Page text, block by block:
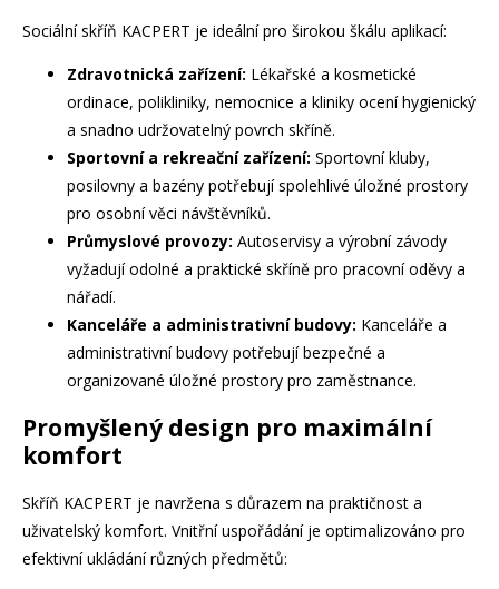
Sociální skříň KACPERT je ideální pro širokou škálu aplikací:
Zdravotnická zařízení: Lékařské a kosmetické
ordinace, polikliniky, nemocnice a kliniky ocení hygienický
a snadno udržovatelný povrch skříně.
Sportovní a rekreační zařízení: Sportovní kluby,
posilovny a bazény potřebují spolehlivé úložné prostory
pro osobní věci návštěvníků.
Průmyslové provozy: Autoservisy a výrobní závody
vyžadují odolné a praktické skříně pro pracovní oděvy a
nářadí.
Kanceláře a administrativní budovy: Kanceláře a
administrativní budovy potřebují bezpečné a
organizované úložné prostory pro zaměstnance.
Promyšlený design pro maximální
komfort
Skříň KACPERT je navržena s důrazem na praktičnost a
uživatelský komfort. Vnitřní uspořádání je optimalizováno pro
efektivní ukládání různých předmětů: